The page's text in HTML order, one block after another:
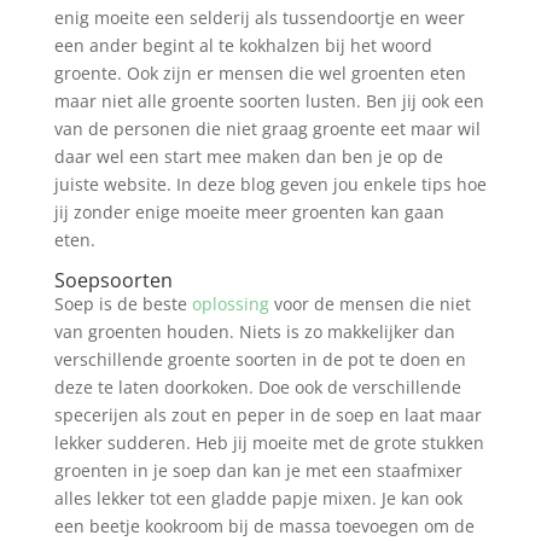
enig moeite een selderij als tussendoortje en weer
een ander begint al te kokhalzen bij het woord
groente. Ook zijn er mensen die wel groenten eten
maar niet alle groente soorten lusten. Ben jij ook een
van de personen die niet graag groente eet maar wil
daar wel een start mee maken dan ben je op de
juiste website. In deze blog geven jou enkele tips hoe
jij zonder enige moeite meer groenten kan gaan
eten.
Soepsoorten
Soep is de beste oplossingvoor de mensen die niet
van groenten houden. Niets is zo makkelijker dan
verschillende groente soorten in de pot te doen en
deze te laten doorkoken. Doe ook de verschillende
specerijen als zout en peper in de soep en laat maar
lekker sudderen. Heb jij moeite met de grote stukken
groenten in je soep dan kan je met een staafmixer
alles lekker tot een gladde papje mixen. Je kan ook
een beetje kookroom bij de massa toevoegen om de